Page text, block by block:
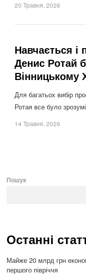
20 Травня, 2026
Навчається і
Денис Ротай
Вінницькому
Для багатьох вибір
Ротая все було
14 Травня, 2026
Пошук
Останні
Майже 20 млрд грн
першого півріччя